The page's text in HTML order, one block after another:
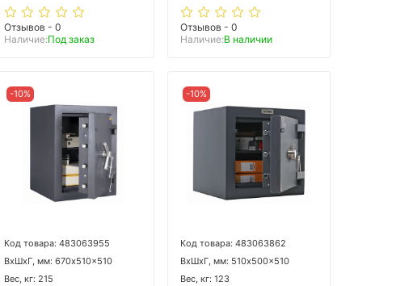
Отзывов - 0
Наличие:Под заказ
Отзывов - 0
Наличие:В наличии
-10%
Код товара: 483063955
ВхШхГ, мм: 670x510x510
Вес, кг: 215
-10%
Код товара: 483063862
ВхШхГ, мм: 510x500x510
Вес, кг: 123